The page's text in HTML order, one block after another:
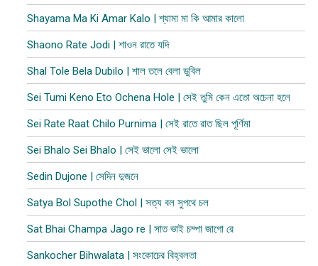
Shayama Ma Ki Amar Kalo | শ্যামা মা কি আমার কালো
Shaono Rate Jodi | শাওন রাতে যদি
Shal Tole Bela Dubilo | শাল তলে বেলা ডুবিল​
Sei Tumi Keno Eto Ochena Hole | সেই তুমি কেন এতো অচেনা হলে
Sei Rate Raat Chilo Purnima | সেই রাতে রাত ছিল পূর্ণিমা
Sei Bhalo Sei Bhalo | সেই ভালো সেই ভালো
Sedin Dujone | সেদিন দুজনে
Satya Bol Supothe Chol | সত্য বল সুপথে চল
Sat Bhai Champa Jago re | সাত ভাই চম্পা জাগো রে
Sankocher Bihwalata | সংকোচের বিহ্বলতা